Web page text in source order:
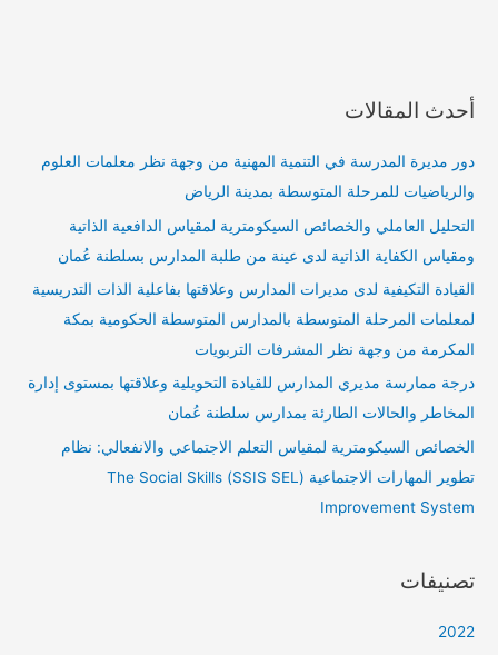
أحدث المقالات
دور مديرة المدرسة في التنمية المهنية من وجهة نظر معلمات العلوم
والرياضيات للمرحلة المتوسطة بمدينة الرياض
التحليل العاملي والخصائص السيكومترية لمقياس الدافعية الذاتية
ومقياس الكفاية الذاتية لدى عينة من طلبة المدارس بسلطنة عُمان
القيادة التكيفية لدى مديرات المدارس وعلاقتها بفاعلية الذات التدريسية
لمعلمات المرحلة المتوسطة بالمدارس المتوسطة الحكومية بمكة
المكرمة من وجهة نظر المشرفات التربويات
درجة ممارسة مديري المدارس للقيادة التحويلية وعلاقتها بمستوى إدارة
المخاطر والحالات الطارئة بمدارس سلطنة عُمان
الخصائص السيكومترية لمقياس التعلم الاجتماعي والانفعالي: نظام
تطوير المهارات الاجتماعية (SSIS SEL) The Social Skills
Improvement System
تصنيفات
2022